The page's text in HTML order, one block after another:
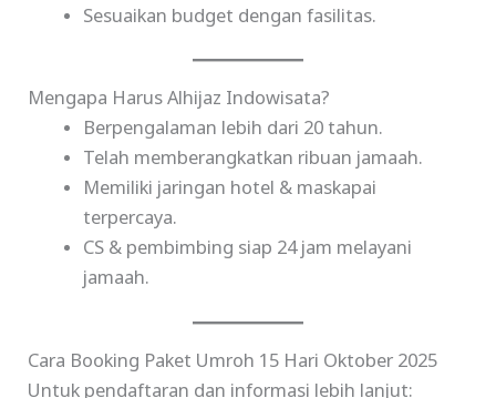
Sesuaikan budget dengan fasilitas.
Mengapa Harus Alhijaz Indowisata?
Berpengalaman lebih dari 20 tahun.
Telah memberangkatkan ribuan jamaah.
Memiliki jaringan hotel & maskapai
terpercaya.
CS & pembimbing siap 24 jam melayani
jamaah.
Cara Booking Paket Umroh 15 Hari Oktober 2025
Untuk pendaftaran dan informasi lebih lanjut: